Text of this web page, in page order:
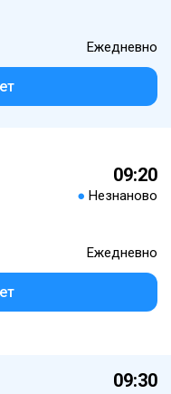
Ежедневно
09:20
● Незнаново
Ежедневно
09:30